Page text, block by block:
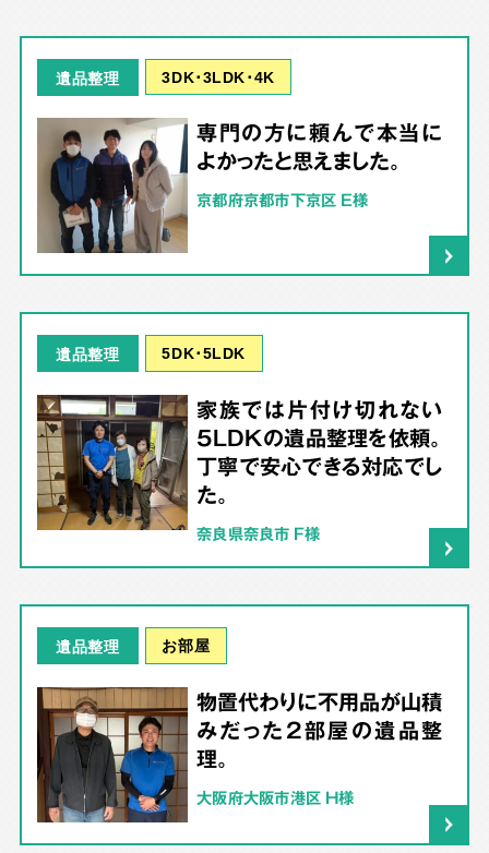
遺品整理 3DK･3LDK･4K
専門の方に頼んで本当に
よかったと思えました。
京都府京都市下京区 E様
遺品整理 5DK･5LDK
家族では片付け切れない
5LDKの遺品整理を依頼。
丁寧で安心できる対応でし
た。
奈良県奈良市 F様
遺品整理 お部屋
物置代わりに不用品が山積
みだった2部屋の遺品整
理。
大阪府大阪市港区 H様